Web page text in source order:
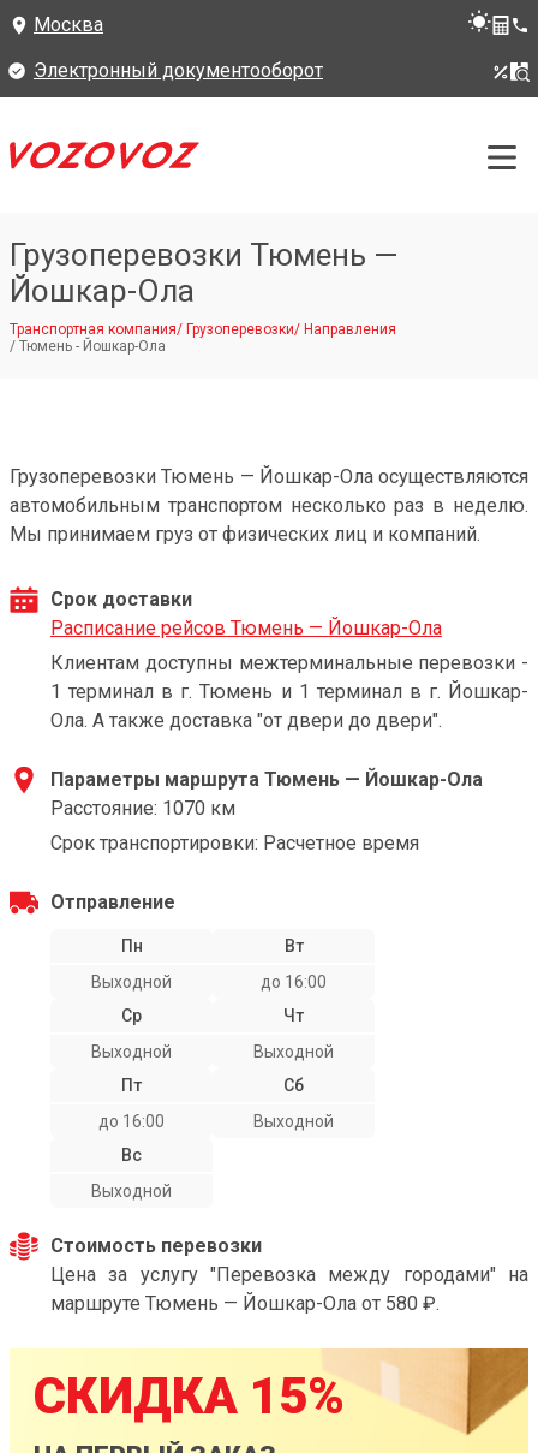
Москва
Электронный документооборот
Грузоперевозки Тюмень —
Йошкар-Ола
Транспортная компания/ Грузоперевозки/ Направления
/ Тюмень - Йошкар-Ола
Грузоперевозки Тюмень — Йошкар-Ола осуществляются
автомобильным транспортом несколько раз в неделю.
Мы принимаем груз от физических лиц и компаний.
Срок доставки
Расписание рейсов Тюмень — Йошкар-Ола
Клиентам доступны межтерминальные перевозки -
1 терминал в г. Тюмень и 1 терминал в г. Йошкар-
Ола. А также доставка "от двери до двери".
Параметры маршрута Тюмень — Йошкар-Ола
Расстояние: 1070 км
Срок транспортировки: Расчетное время
Отправление
Пн
Выходной
Вт
до 16:00
Ср
Выходной
Чт
Выходной
Пт
до 16:00
Сб
Выходной
Вс
Выходной
Стоимость перевозки
Цена за услугу "Перевозка между городами" на
маршруте Тюмень — Йошкар-Ола от 580 ₽.
СКИДКА 15%